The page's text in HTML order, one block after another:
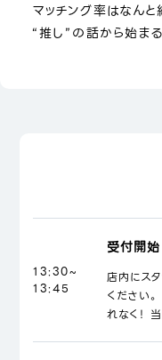
マッチング率はなんと
“推し”の話から始ま
13:30~
13:45
受付開始
店内にス
ください
れなく！